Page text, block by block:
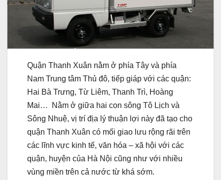
Quận Thanh Xuân nằm ở phía Tây và phía
Nam Trung tâm Thủ đô, tiếp giáp với các quận:
Hai Bà Trưng, Từ Liêm, Thanh Trì, Hoàng
Mai… Nằm ở giữa hai con sông Tô Lịch và
Sông Nhuệ, vị trí địa lý thuận lợi này đã tạo cho
quận Thanh Xuân có mối giao lưu rộng rãi trên
các lĩnh vực kinh tế, văn hóa – xã hội với các
quận, huyện của Hà Nội cũng như với nhiều
vùng miền trên cả nước từ khá sớm.